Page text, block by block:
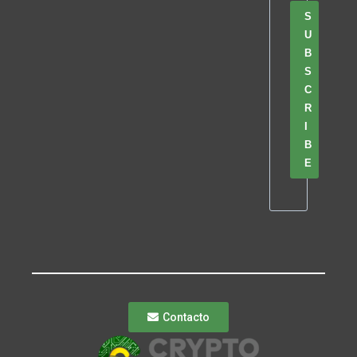
S
U
B
S
C
R
B
E
Contacto